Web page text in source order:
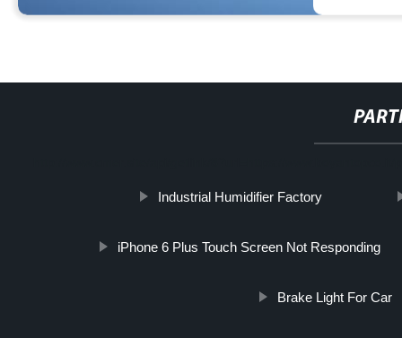
Industrial Humidifier Factory
iPhone 6 Plus Touch Screen Not Responding
Brake Light For Car